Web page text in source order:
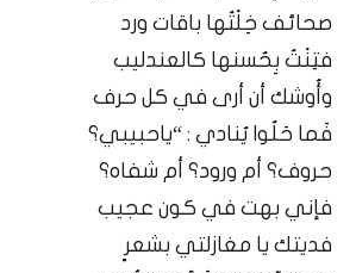
صحائف خِلْتُها باقات ورد
فتِنْتُ بِحُسنها كالعندليب
وأُوشك أن أرى في كل حرف
فَما حَلُوا يُنادي : “ياحبيبي؟
حروف؟ أم ورود؟ أم شفاه؟
فإني بهت في كون عجيب
فديتك يا مغازلتي بشعرٍ